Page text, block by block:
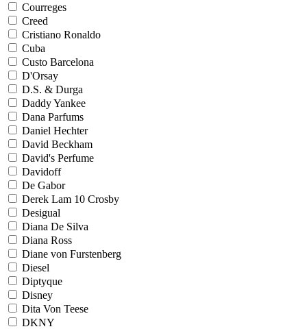
Courreges
Creed
Cristiano Ronaldo
Cuba
Custo Barcelona
D'Orsay
D.S. & Durga
Daddy Yankee
Dana Parfums
Daniel Hechter
David Beckham
David's Perfume
Davidoff
De Gabor
Derek Lam 10 Crosby
Desigual
Diana De Silva
Diana Ross
Diane von Furstenberg
Diesel
Diptyque
Disney
Dita Von Teese
DKNY